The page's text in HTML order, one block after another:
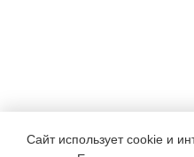
Сайт использует cookie и